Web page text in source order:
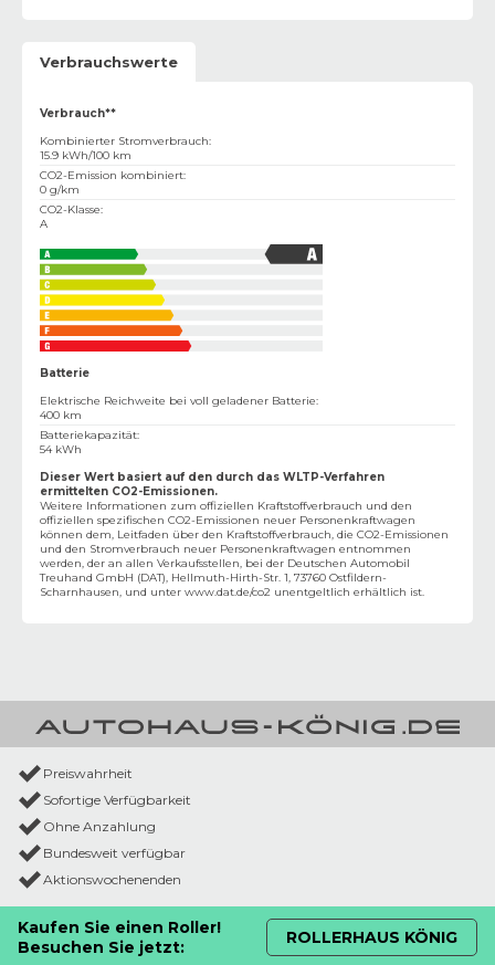
Verbrauchswerte
Verbrauch**
Kombinierter Stromverbrauch:
15.9 kWh/100 km
CO2-Emission kombiniert:
0 g/km
CO2-Klasse:
A
Batterie
Elektrische Reichweite bei voll geladener Batterie:
400 km
Batteriekapazität:
54 kWh
Dieser Wert basiert auf den durch das WLTP-Verfahren
ermittelten CO2-Emissionen.
Weitere Informationen zum offiziellen Kraftstoffverbrauch und den
offiziellen spezifischen CO2-Emissionen neuer Personenkraftwagen
können dem‚ Leitfaden über den Kraftstoffverbrauch, die CO2-Emissionen
und den Stromverbrauch neuer Personenkraftwagen entnommen
werden, der an allen Verkaufsstellen, bei der Deutschen Automobil
Treuhand GmbH (DAT), Hellmuth-Hirth-Str. 1, 73760 Ostfildern-
Scharnhausen, und unter www.dat.de/co2 unentgeltlich erhältlich ist.
Preiswahrheit
Sofortige Verfügbarkeit
Ohne Anzahlung
Bundesweit verfügbar
Aktionswochenenden
Kaufen Sie einen Roller!
Besuchen Sie jetzt:
ROLLERHAUS KÖNIG